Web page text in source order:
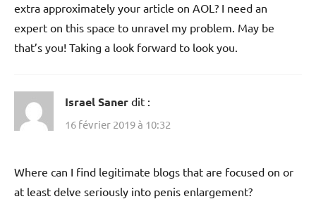
extra approximately your article on AOL? I need an
expert on this space to unravel my problem. May be
that’s you! Taking a look forward to look you.
Israel Saner dit :
16 février 2019 à 10:32
Where can I find legitimate blogs that are focused on or
at least delve seriously into penis enlargement?